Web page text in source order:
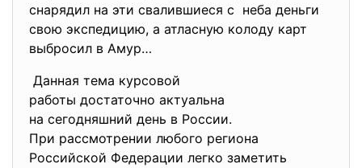
снарядил на эти свалившиеся с неба деньги
свою экспедицию, а атласную колоду карт
выбросил в Амур…
Данная тема курсовой
работы достаточно актуальна
на сегодняшний день в России.
При рассмотрении любого региона
Российской Федерации легко заметить